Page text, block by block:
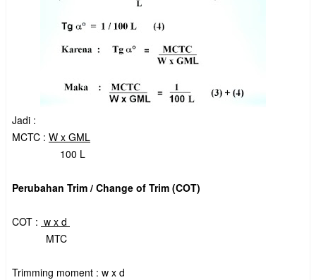
Jadi :
MCTC : W x GML
100 L
Perubahan Trim / Change of Trim (COT)
COT : w x d
MTC
Trimming moment : w x d